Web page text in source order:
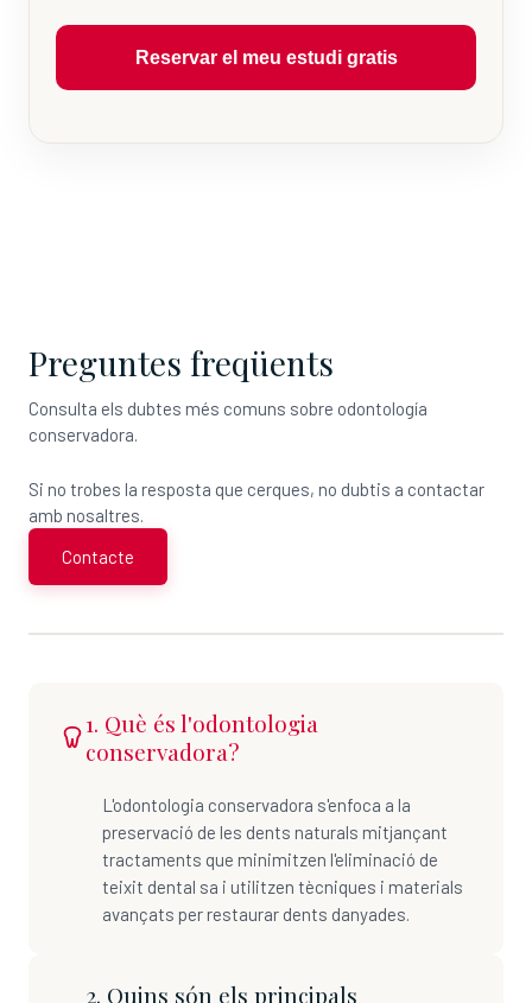
Reservar el meu estudi gratis
Preguntes freqüents
Consulta els dubtes més comuns sobre odontología
conservadora.
Si no trobes la resposta que cerques, no dubtis a contactar
amb nosaltres.
Contacte
1. Què és l'odontologia
conservadora?
L'odontologia conservadora s'enfoca a la
preservació de les dents naturals mitjançant
tractaments que minimitzen l'eliminació de
teixit dental sa i utilitzen tècniques i materials
avançats per restaurar dents danyades.
2. Quins són els principals